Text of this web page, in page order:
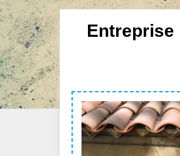
Entreprise